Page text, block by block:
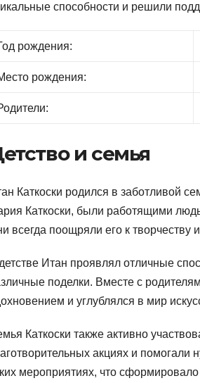
способности и решили
рождения:
рождения:
и семья
Каткоски родился в заботливой
Каткоски, были работящими
всегда поощряли его к творчеству
Итан проявлял отличные
поделки. Вместе с
и углублялся в мир
Каткоски также активно
акциях и
мероприятиях, что сформировало